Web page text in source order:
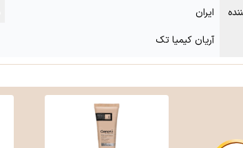
ایران
آریان کیمیا تک